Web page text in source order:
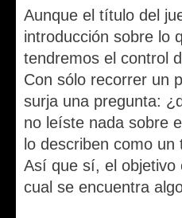
Aunque el título del
introducción sobre lo
tendremos el control
Con sólo recorrer un
surja una pregunta:
no leíste nada sobre
lo describen como
Así que sí, el objetivo
cual se encuentra